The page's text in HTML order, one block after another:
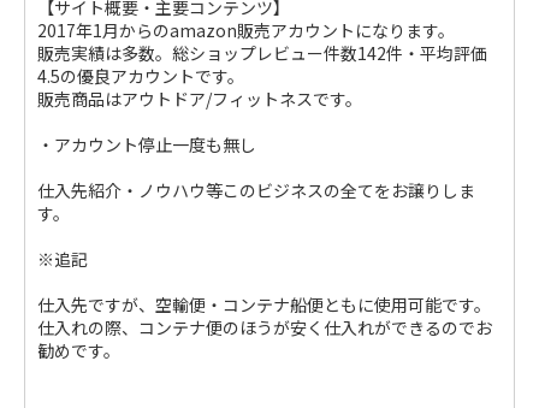
【サイト概要・主要コンテンツ】
2017年1月からのamazon販売アカウントになります。
販売実績は多数。総ショップレビュー件数142件・平均評価
4.5の優良アカウントです。
販売商品はアウトドア/フィットネスです。
・アカウント停止一度も無し
仕入先紹介・ノウハウ等このビジネスの全てをお譲りしま
す。
※追記
仕入先ですが、空輸便・コンテナ船便ともに使用可能です。
仕入れの際、コンテナ便のほうが安く仕入れができるのでお
勧めです。